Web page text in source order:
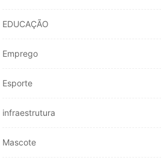
EDUCAÇÃO
Emprego
Esporte
infraestrutura
Mascote